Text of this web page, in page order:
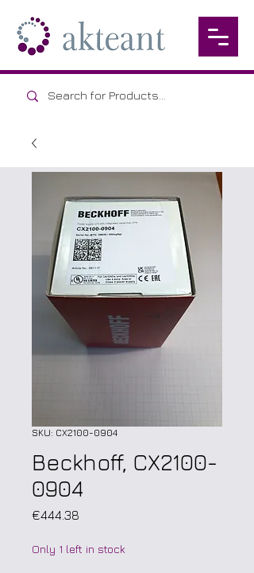
SKU: CX2100-0904
Beckhoff, CX2100-
0904
€444.38
Only 1 left in stock